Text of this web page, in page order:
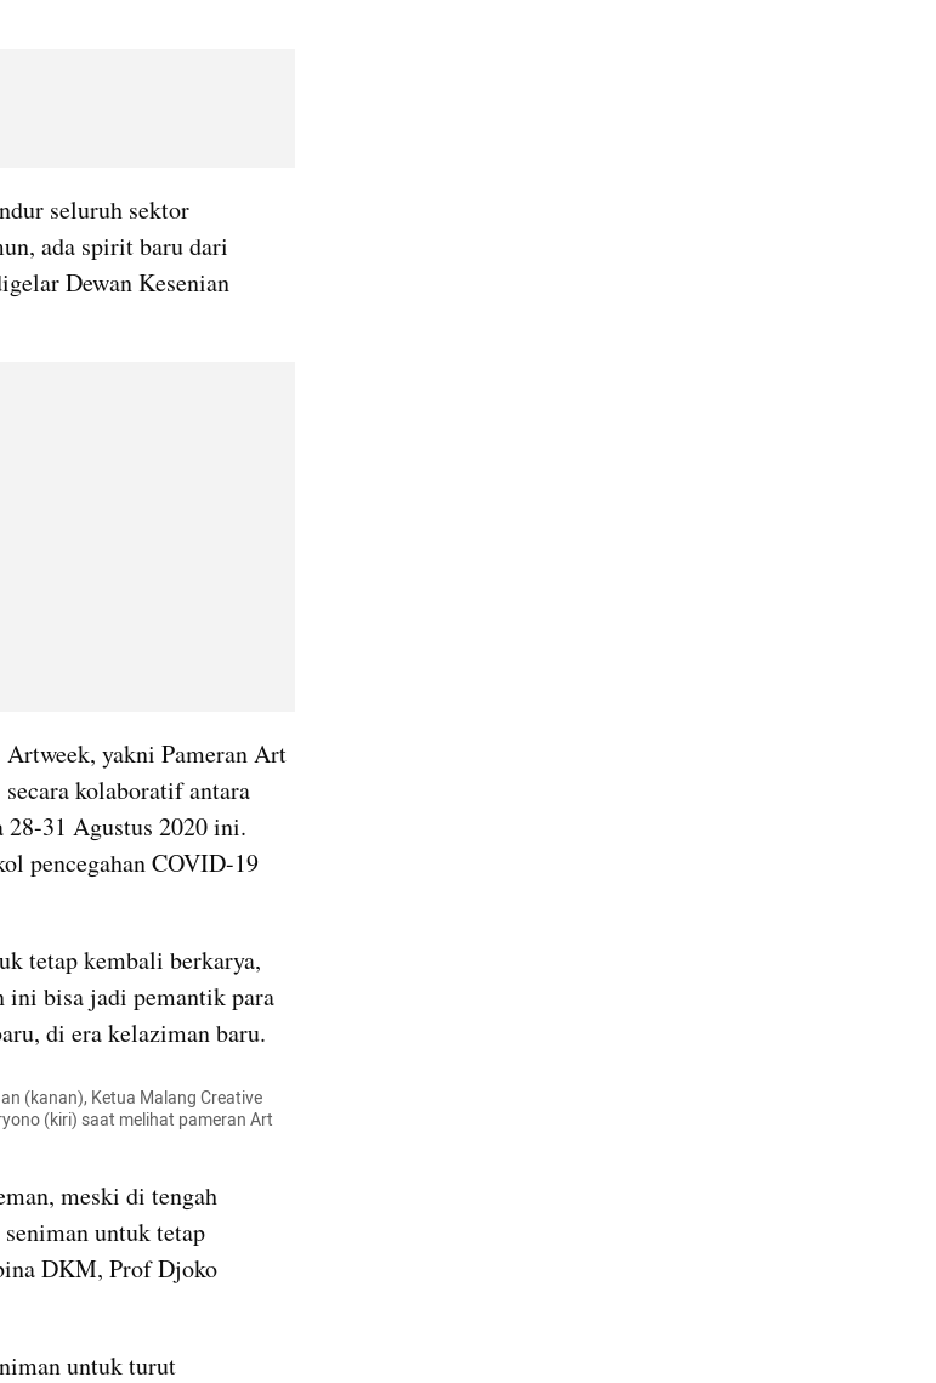
seluruh sektor
ada spirit baru dari
Dewan Kesenian
yakni Pameran Art
kolaboratif antara
31 Agustus 2020 ini.
pencegahan COVID-19
tetap kembali berkarya,
ini bisa jadi pemantik para
di era kelaziman baru.
(kanan), Ketua Malang Creative
(kiri) saat melihat pameran Art
meski di tengah
untuk tetap
DKM, Prof Djoko
untuk turut